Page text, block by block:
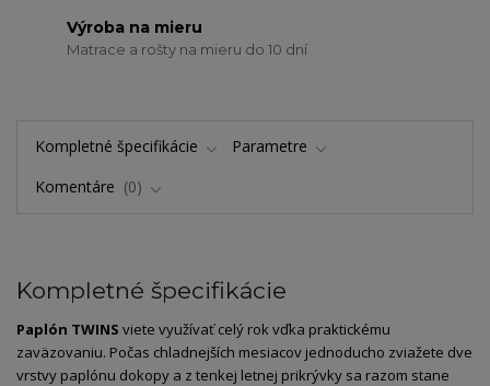
Výroba na mieru
Matrace a rošty na mieru do 10 dní
Kompletné špecifikácie
Parametre
Komentáre
0
Kompletné špecifikácie
Paplón TWINS viete využívať celý rok vďka praktickému
zaväzovaniu. Počas chladnejších mesiacov jednoducho zviažete dve
vrstvy paplónu dokopy a z tenkej letnej prikrývky sa razom stane